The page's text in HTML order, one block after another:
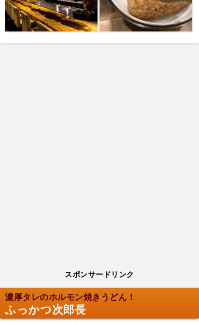
スポンサードリンク
濃厚タレのホルモン焼きうどん！
ふっかつ次郎長